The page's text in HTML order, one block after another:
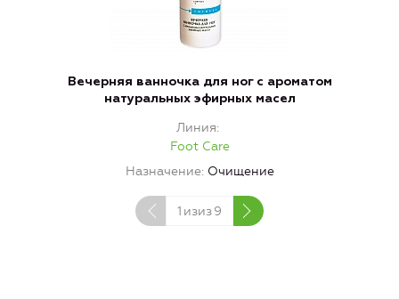
Вечерняя ванночка для ног с ароматом
натуральных эфирных масел
Линия
Foot Care
Назначение Очищение
1 изиз9